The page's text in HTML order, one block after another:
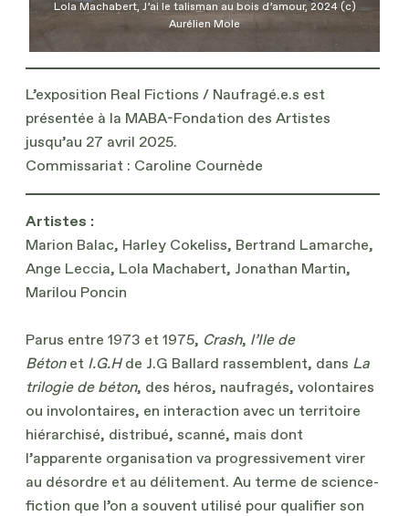
Lola Machabert, J’ai le talisman au bois d’amour, 2024 (c)
Aurélien Mole
L’exposition Real Fictions / Naufragé.e.s est
présentée à la MABA-Fondation des Artistes
jusqu’au 27 avril 2025.
Commissariat : Caroline Cournède
Artistes :
Marion Balac, Harley Cokeliss, Bertrand Lamarche,
Ange Leccia, Lola Machabert, Jonathan Martin,
Marilou Poncin
Parus entre 1973 et 1975, Crash, l’Ile de
Bétonet I.G.Hde J.G Ballard rassemblent, dans La
trilogie de béton, des héros, naufragés, volontaires
ou involontaires, en interaction avec un territoire
hiérarchisé, distribué, scanné, mais dont
l’apparente organisation va progressivement virer
au désordre et au délitement. Au terme de science-
fiction que l’on a souvent utilisé pour qualifier son